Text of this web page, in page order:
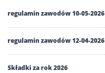
regulamin zawodów 10-05-2026
regulamin zawodów 12-04-2026
Składki za rok 2026